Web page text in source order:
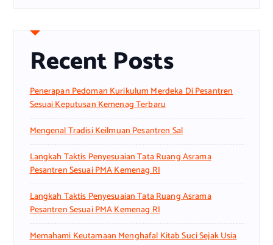
Recent Posts
Penerapan Pedoman Kurikulum Merdeka Di Pesantren
Sesuai Keputusan Kemenag Terbaru
Mengenal Tradisi Keilmuan Pesantren Sal
Langkah Taktis Penyesuaian Tata Ruang Asrama
Pesantren Sesuai PMA Kemenag RI
Langkah Taktis Penyesuaian Tata Ruang Asrama
Pesantren Sesuai PMA Kemenag RI
Memahami Keutamaan Menghafal Kitab Suci Sejak Usia